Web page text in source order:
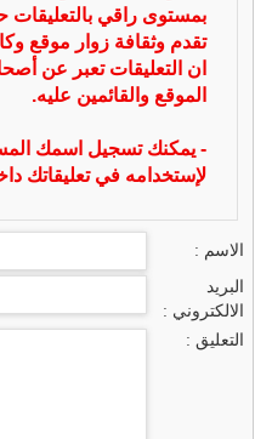
بمستوى راقي بالتعليقات
تقدم وثقافة زوار موقع
ان التعليقات تعبر عن
الموقع والقائمين عليه.
- يمكنك تسجيل اسمك
لإستخدامه في تعليقاتك
الاسم :
البريد
الالكتروني :
التعليق :